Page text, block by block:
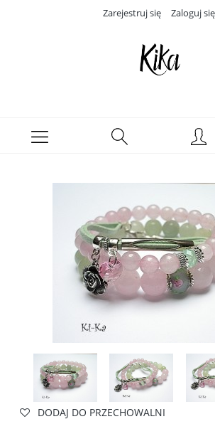
Zarejestruj się Zaloguj się
DODAJ DO PRZECHOWALNI